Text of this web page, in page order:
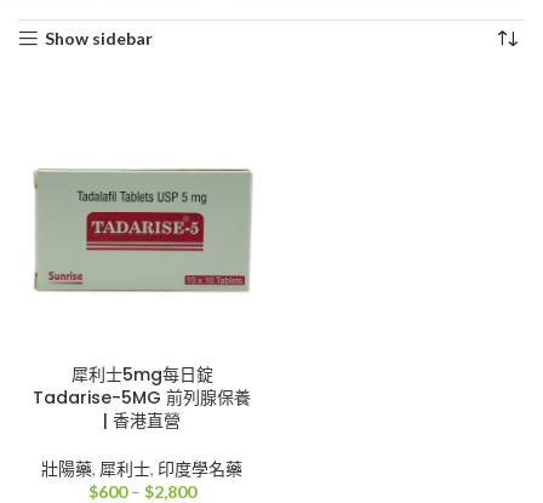
Show sidebar
犀利士5mg每日錠
Tadarise-5MG 前列腺保養
| 香港直營
壯陽藥, 犀利士, 印度學名藥
$600 – $2,800價